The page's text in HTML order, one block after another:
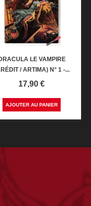
LE VAMPIRE
/ ARTIMA) N° 1 -...
Prix
17,90 €
AJOUTER AU PANIER